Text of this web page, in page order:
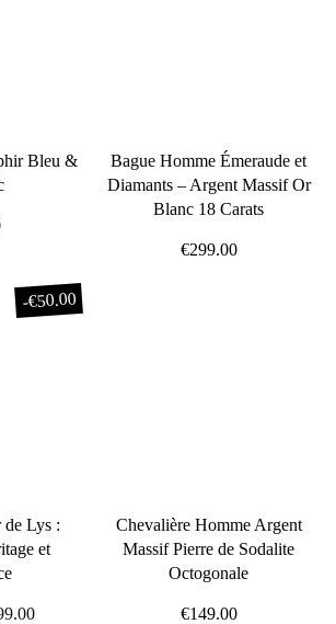
Bleu &
Bague Homme Émeraude et
Diamants – Argent Massif Or
Blanc 18 Carats
€299.00
-€50.00
de Lys :
et
Chevalière Homme Argent
Massif Pierre de Sodalite
Octogonale
€149.00